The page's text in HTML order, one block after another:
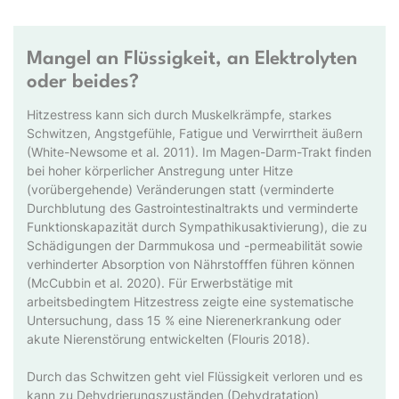
Mangel an Flüssigkeit, an Elektrolyten
oder beides?
Hitzestress kann sich durch Muskelkrämpfe, starkes
Schwitzen, Angstgefühle, Fatigue und Verwirrtheit äußern
(White-Newsome et al. 2011). Im Magen-Darm-Trakt finden
bei hoher körperlicher Anstregung unter Hitze
(vorübergehende) Veränderungen statt (verminderte
Durchblutung des Gastrointestinaltrakts und verminderte
Funktionskapazität durch Sympathikusaktivierung), die zu
Schädigungen der Darmmukosa und -permeabilität sowie
verhinderter Absorption von Nährstofffen führen können
(McCubbin et al. 2020). Für Erwerbstätige mit
arbeitsbedingtem Hitzestress zeigte eine systematische
Untersuchung, dass 15 % eine Nierenerkrankung oder
akute Nierenstörung entwickelten (Flouris 2018).
Durch das Schwitzen geht viel Flüssigkeit verloren und es
kann zu Dehydrierungszuständen (Dehydratation)